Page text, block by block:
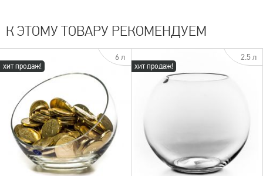
К ЭТОМУ ТОВАРУ РЕКОМЕНДУЕМ
хит продаж!
6 л
хит продаж!
2.5 л
быстрый просмотр